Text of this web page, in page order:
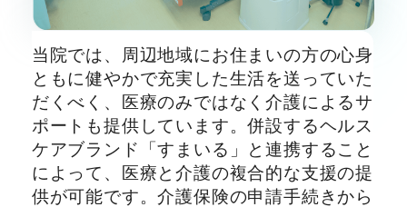
当院では、周辺地域にお住まいの方の心身
ともに健やかで充実した生活を送っていた
だくべく、医療のみではなく介護によるサ
ポートも提供しています。併設するヘルス
ケアブランド「すまいる」と連携すること
によって、医療と介護の複合的な支援の提
供が可能です。介護保険の申請手続きから